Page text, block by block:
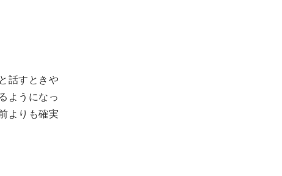
話すときや
ようになっ
よりも確実